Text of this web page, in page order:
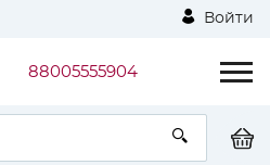
Войти
88005555904